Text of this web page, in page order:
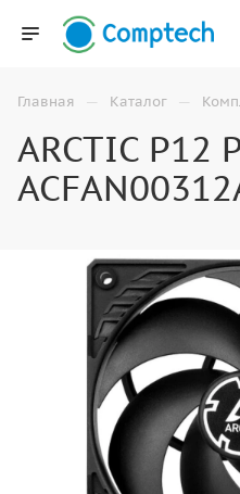
Главная — Каталог —
ARCTIC P12